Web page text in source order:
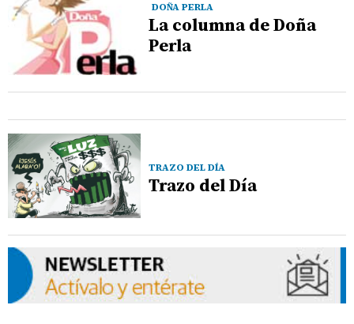
DOÑA PERLA
La columna de Doña
Perla
TRAZO DEL DÍA
Trazo del Día